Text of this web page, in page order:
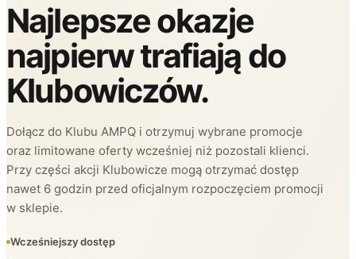
Najlepsze okazje
najpierw trafiają do
Klubowiczów.
Dołącz do Klubu AMPQ i otrzymuj wybrane promocje
oraz limitowane oferty wcześniej niż pozostali klienci.
Przy części akcji Klubowicze mogą otrzymać dostęp
nawet 6 godzin przed oficjalnym rozpoczęciem promocji
w sklepie.
Wcześniejszy dostęp